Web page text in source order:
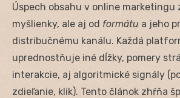
Úspech obsahu v online marketingu
myšlienky, ale aj od formátu a jeho
distribučnému kanálu. Každá
uprednostňuje iné dĺžky, pomery
interakcie, aj algoritmické signály
zdieľanie, klik). Tento článok zhŕňa